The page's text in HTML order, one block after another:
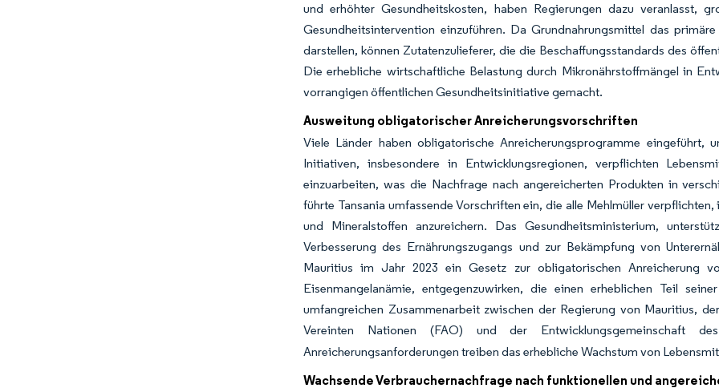
und erhöhter Gesundheitskosten, haben Regierungen dazu veranlasst,
Gesundheitsintervention einzuführen. Da Grundnahrungsmittel das
darstellen, können Zutatenzulieferer, die die Beschaffungsstandards des
Die erhebliche wirtschaftliche Belastung durch Mikronährstoffmängel in
vorrangigen öffentlichen Gesundheitsinitiative gemacht.
Ausweitung obligatorischer Anreicherungsvorschriften
Viele Länder haben obligatorische Anreicherungsprogramme
Initiativen, insbesondere in Entwicklungsregionen, verpflichten
einzuarbeiten, was die Nachfrage nach angereicherten Produkten in
führte Tansania umfassende Vorschriften ein, die alle Mehlmüller
und Mineralstoffen anzureichern. Das Gesundheitsministerium,
Verbesserung des Ernährungszugangs und zur Bekämpfung von
Mauritius im Jahr 2023 ein Gesetz zur obligatorischen Anreicherung
Eisenmangelanämie, entgegenzuwirken, die einen erheblichen Teil
umfangreichen Zusammenarbeit zwischen der Regierung von Mauritius,
Vereinten Nationen (FAO) und der Entwicklungsgemeinschaft
Anreicherungsanforderungen treiben das erhebliche Wachstum von
Wachsende Verbrauchernachfrage nach funktionellen und